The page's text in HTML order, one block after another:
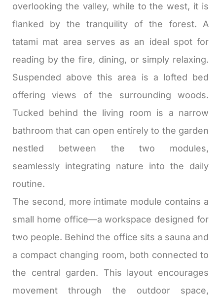
overlooking the valley, while to the west, it is
flanked by the tranquility of the forest. A
tatami mat area serves as an ideal spot for
reading by the fire, dining, or simply relaxing.
Suspended above this area is a lofted bed
offering views of the surrounding woods.
Tucked behind the living room is a narrow
bathroom that can open entirely to the garden
nestled between the two modules,
seamlessly integrating nature into the daily
routine.
The second, more intimate module contains a
small home office—a workspace designed for
two people. Behind the office sits a sauna and
a compact changing room, both connected to
the central garden. This layout encourages
movement through the outdoor space,